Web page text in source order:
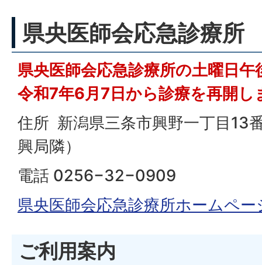
県央医師会応急診療所
県央医師会応急診療所の土曜日
令和7年6月7日から診療を再開し
住所 新潟県三条市興野一丁目13
興局隣）
電話 0256−32−0909
県央医師会応急診療所ホームペ
ご利用案内